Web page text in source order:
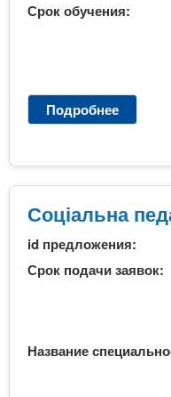
г
Срок обучения:
Подробнее
С
ц
і
а
л
ь
н
д
а
Соціальна
id предложения:
Срок подачи заявок:
Название